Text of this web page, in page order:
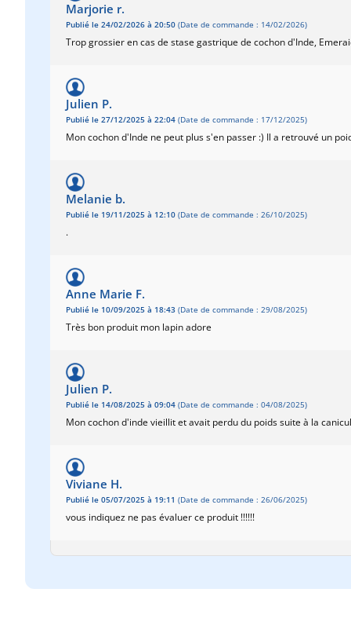
Marjorie r.
Publié le 24/02/2026 à 20:50 (Date de commande : 14/02/2026)
Trop grossier en cas de stase gastrique de cochon d'Inde,
Julien P.
Publié le 27/12/2025 à 22:04 (Date de commande : 17/12/2025)
Mon cochon d'Inde ne peut plus s'en passer :) Il a retrouvé un
Melanie b.
Publié le 19/11/2025 à 12:10 (Date de commande : 26/10/2025)
.
Anne Marie F.
Publié le 10/09/2025 à 18:43 (Date de commande : 29/08/2025)
Très bon produit mon lapin adore
Julien P.
Publié le 14/08/2025 à 09:04 (Date de commande : 04/08/2025)
Mon cochon d'inde vieillit et avait perdu du poids suite à la
Viviane H.
Publié le 05/07/2025 à 19:11 (Date de commande : 26/06/2025)
vous indiquez ne pas évaluer ce produit !!!!!!